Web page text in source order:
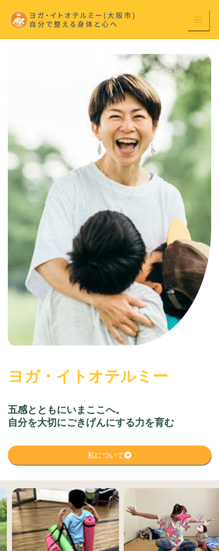
ヨガ・イトオテルミー
五感とともにいまここへ。
自分を大切にごきげんにする力を育む
私について